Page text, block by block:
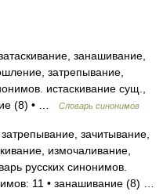
занашивание,
затрепывание,
истаскивание сущ.,
(8) • …
Словарь синонимов
зачитывание,
измочаливание,
русских синонимов.
11 • занашивание (8) …